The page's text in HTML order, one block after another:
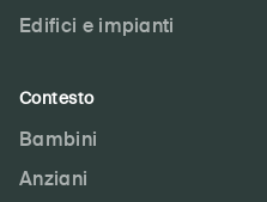
Edifici e impianti
Contesto
Bambini
Anziani